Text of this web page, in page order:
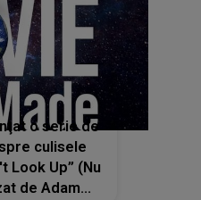
o serie de
culisele
Look Up” (Nu
de Adam